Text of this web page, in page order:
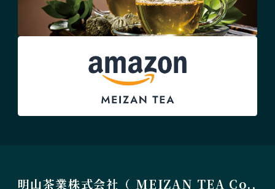
明山茶業株式会社（ MEIZAN TEA Co.,